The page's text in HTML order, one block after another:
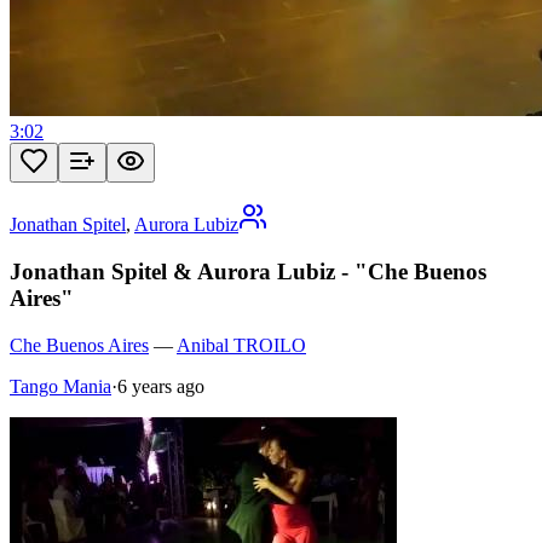
3:02
Jonathan Spitel, Aurora Lubiz
Jonathan Spitel & Aurora Lubiz - "Che Buenos
Aires"
Che Buenos Aires — Anibal TROILO
Tango Mania·6 years ago